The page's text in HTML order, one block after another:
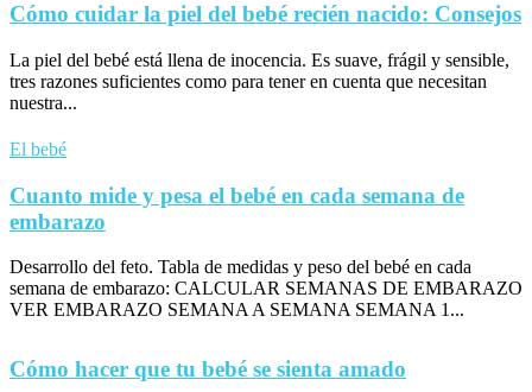
Cómo cuidar la piel del bebé recién nacido: Consejos
La piel del bebé está llena de inocencia. Es suave, frágil y sensible,
tres razones suficientes como para tener en cuenta que necesitan
nuestra...
El bebé
Cuanto mide y pesa el bebé en cada semana de
embarazo
Desarrollo del feto. Tabla de medidas y peso del bebé en cada
semana de embarazo: CALCULAR SEMANAS DE EMBARAZO
VER EMBARAZO SEMANA A SEMANA SEMANA 1...
Cómo hacer que tu bebé se sienta amado